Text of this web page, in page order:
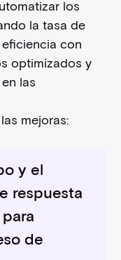
los
la tasa de
con
optimizados y
las
mejoras:
y el
respuesta
de